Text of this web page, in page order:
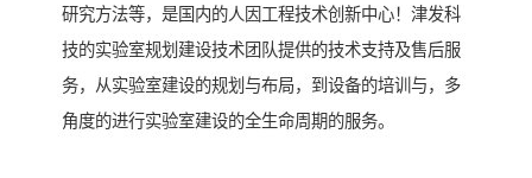
研究方法等，是国内的人因工程技术创新中心！津发科
技的实验室规划建设技术团队提供的技术支持及售后服
务，从实验室建设的规划与布局，到设备的培训与，多
角度的进行实验室建设的全生命周期的服务。